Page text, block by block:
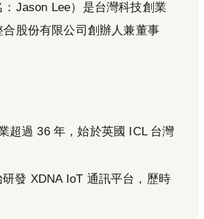
Jason Lee）是台灣科技創業
合股份有限公司創辦人兼董事
超過 36 年，始於英國 ICL 台灣
發 XDNA IoT 通訊平台，歷時